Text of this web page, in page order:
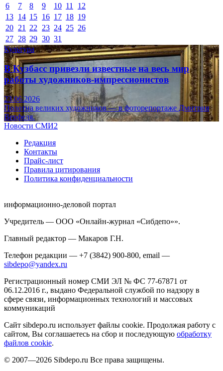
6
7 8 9 10 11
12
13 14 15 16 17 18 19
20 21 22 23 24 25 26
27 28 29 30 31
Культура
В Кузбасс привезли известные на весь мир
работы художников-импрессионистов
23.06.2026
Полотна великих художников — в фоторепортаже Дмитрия
Верфеля.
Новости СМИ2
Редакция
Контакты
Прайс-лист
Правила цитирования
Политика конфиденциальности
информационно-деловой портал
Учредитель — ООО «Онлайн-журнал «Сибдепо»».
Главный редактор — Макаров Г.Н.
Телефон редакции — +7 (3842) 900-800, email —
sibdepo@yandex.ru
Регистрационный номер СМИ ЭЛ № ФС 77-67871 от
06.12.2016 г., выдано Федеральной службой по надзору в
сфере связи, информационных технологий и массовых
коммуникаций
Сайт sibdepo.ru использует файлы cookie. Продолжая работу с
сайтом, Вы соглашаетесь на сбор и последующую обработку
файлов cookie.
© 2007—2026 Sibdepo.ru Все права защищены.